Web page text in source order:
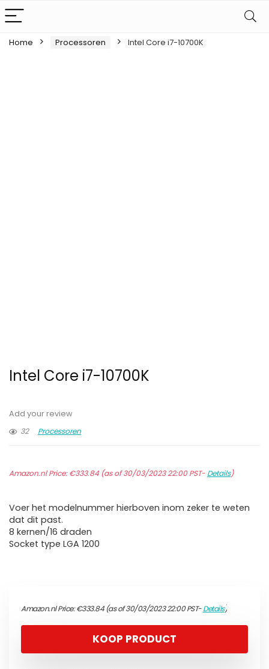
Home Processoren Intel Core i7-10700K
Intel Core i7-10700K
Add your review
32
Processoren
Amazon.nl Price:€333.84 (as of 30/03/2023 22:00 PST- Details)
Voer het modelnummer hierboven inom zeker te weten
dat dit past.
8 kernen/16 draden
Socket type LGA 1200
Amazon.nl Price:€333.84(as of 30/03/2023 22:00 PST-Details)
KOOP PRODUCT